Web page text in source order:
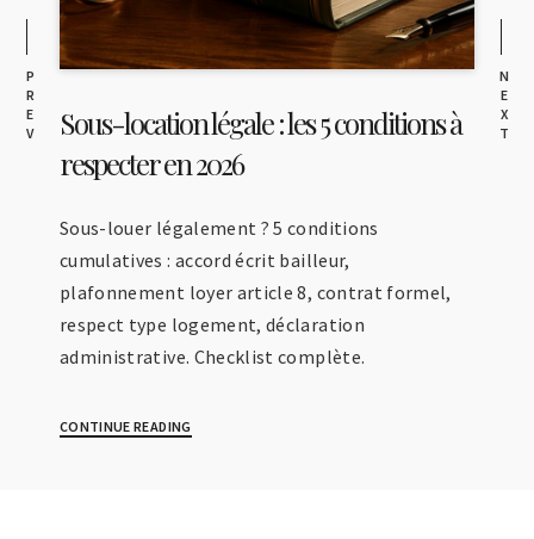
Sous-location légale : les 5 conditions à
respecter en 2026
Sous-louer légalement ? 5 conditions
cumulatives : accord écrit bailleur,
plafonnement loyer article 8, contrat formel,
respect type logement, déclaration
administrative. Checklist complète.
CONTINUE READING
P
R
E
V
N
E
X
T